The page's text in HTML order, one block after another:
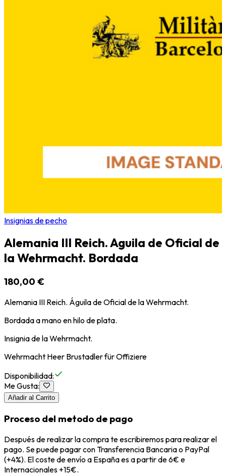
Insignias de pecho
Alemania III Reich. Aguila de Oficial de
la Wehrmacht. Bordada
180,00 €
Alemania III Reich. Águila de Oficial de la Wehrmacht.
Bordada a mano en hilo de plata.
Insignia de la Wehrmacht.
Wehrmacht Heer Brustadler für Offiziere
Disponibilidad:
Me Gusta:
Añadir al Carrito
Proceso del metodo de pago
Después de realizar la compra te escribiremos para realizar el
pago. Se puede pagar con Transferencia Bancaria o PayPal
(+4%). El coste de envío a España es a partir de 6€ e
Internacionales +15€.